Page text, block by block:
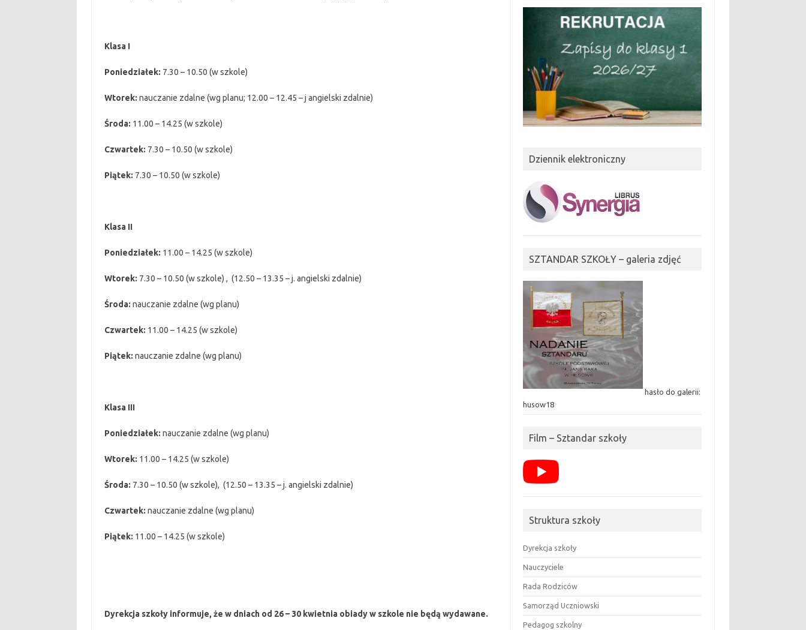
Klasa I
Poniedziałek: 7.30 – 10.50 (w szkole)
Wtorek: nauczanie zdalne (wg planu; 12.00 – 12.45 – j angielski zdalnie)
Środa: 11.00 – 14.25 (w szkole)
Czwartek: 7.30 – 10.50 (w szkole)
Piątek: 7.30 – 10.50 (w szkole)
Klasa II
Poniedziałek: 11.00 – 14.25 (w szkole)
Wtorek: 7.30 – 10.50 (w szkole) , (12.50 – 13.35 – j. angielski zdalnie)
Środa: nauczanie zdalne (wg planu)
Czwartek: 11.00 – 14.25 (w szkole)
Piątek: nauczanie zdalne (wg planu)
Klasa III
Poniedziałek: nauczanie zdalne (wg planu)
Wtorek: 11.00 – 14.25 (w szkole)
Środa: 7.30 – 10.50 (w szkole), (12.50 – 13.35 – j. angielski zdalnie)
Czwartek: nauczanie zdalne (wg planu)
Piątek: 11.00 – 14.25 (w szkole)
Dyrekcja szkoły informuje, że w dniach od 26 – 30 kwietnia obiady w szkole nie będą wydawane.
Dziennik elektroniczny
SZTANDAR SZKOŁY – galeria zdjęć
hasło do galerii:
husow18
Film – Sztandar szkoły
Struktura szkoły
Dyrekcja szkoły
Nauczyciele
Rada Rodziców
Samorząd Uczniowski
Pedagog szkolny